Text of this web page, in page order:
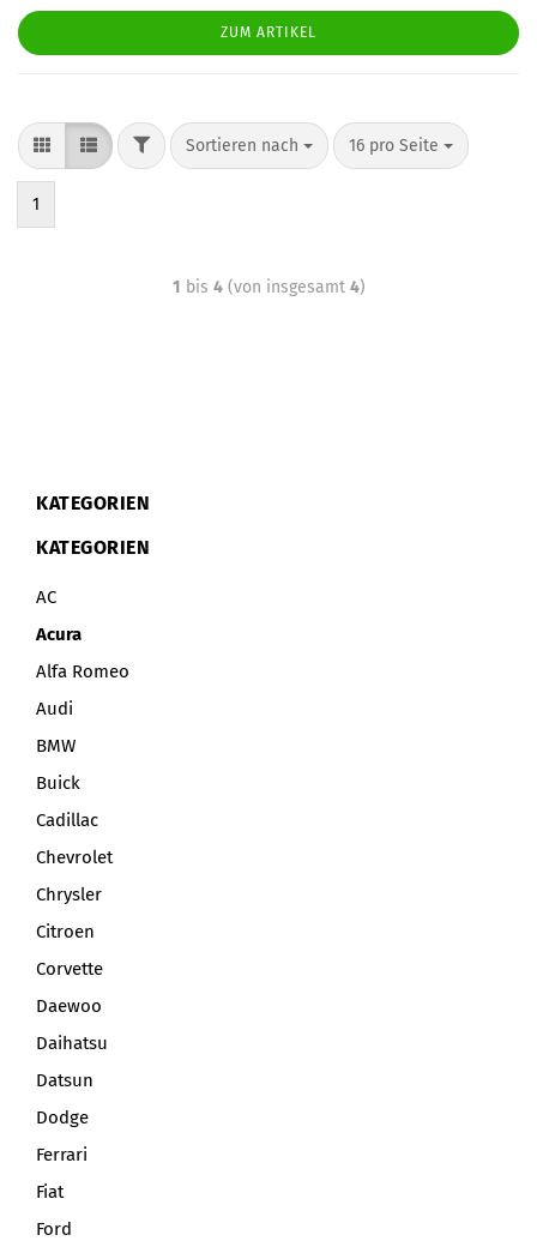
ZUM ARTIKEL
Sortieren nach 16 pro Seite
1
1 bis 4(von insgesamt 4)
KATEGORIEN
KATEGORIEN
AC
Acura
Alfa Romeo
Audi
BMW
Buick
Cadillac
Chevrolet
Chrysler
Citroen
Corvette
Daewoo
Daihatsu
Datsun
Dodge
Ferrari
Fiat
Ford